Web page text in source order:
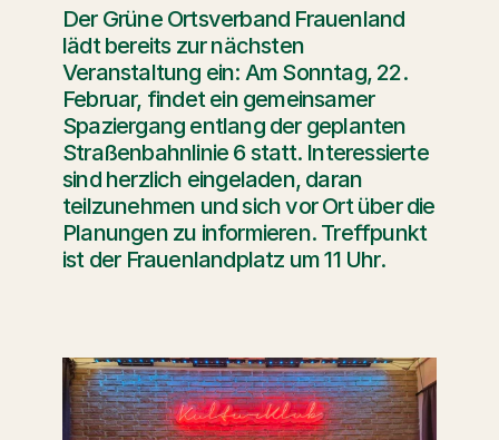
Der Grüne Ortsverband Frauenland
lädt bereits zur nächsten
Veranstaltung ein: Am Sonntag, 22.
Februar, findet ein gemeinsamer
Spaziergang entlang der geplanten
Straßenbahnlinie 6 statt. Interessierte
sind herzlich eingeladen, daran
teilzunehmen und sich vor Ort über die
Planungen zu informieren. Treffpunkt
ist der Frauenlandplatz um 11 Uhr.